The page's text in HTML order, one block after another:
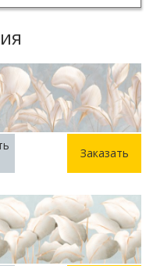
Заказать